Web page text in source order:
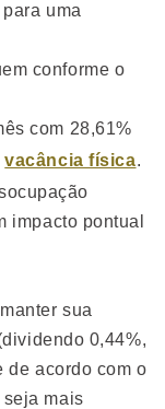
uma
conforme o
com 28,61%
vacância física.
impacto pontual
sua
0,44%,
de acordo com o
mais